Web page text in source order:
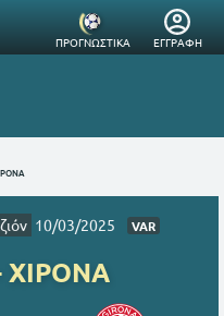
ΠΡΟΓΝΩΣΤΙΚΑ ΕΓΓΡΑΦΗ
10/03/2025 VAR
ΧΙΡΟΝΑ